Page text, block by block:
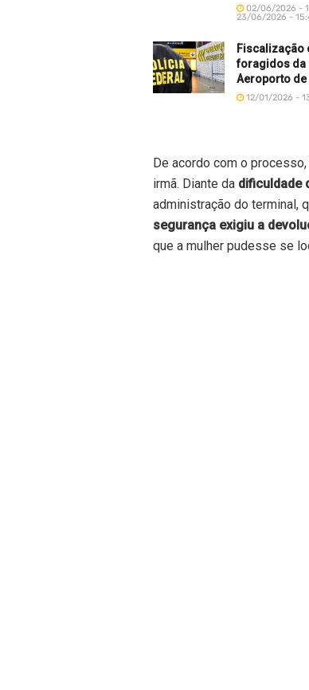
02/06/2026 -
23/06/2026 -
Fiscalização
foragidos da
Aeroporto de
12/01/2026 -
De acordo com o
irmã. Diante da dificuldade
administração do terminal,
segurança exigiu a
que a mulher pudesse se